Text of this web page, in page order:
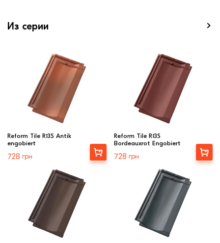
Из серии
Reform Tile R13S Antik
engobiert
728 грн
Выбрать
Reform Tile R13S
Bordeauxrot Engobiert
728 грн
Выбрать